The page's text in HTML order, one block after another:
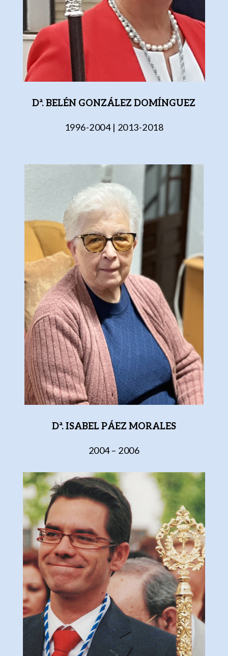
Dª. BELÉN GONZÁLEZ DOMÍNGUEZ
1996-2004 | 2013-2018
Dª. ISABEL PÁEZ MORALES
2004 – 2006